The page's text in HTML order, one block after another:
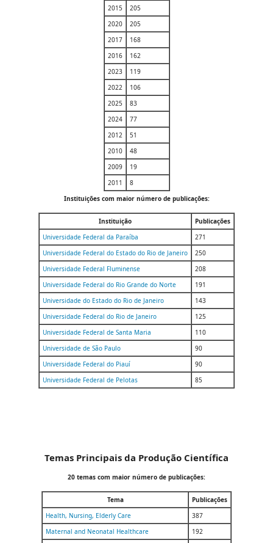
2015
205
2020
205
2017
168
2016
162
2023
119
2022
106
2025
83
2024
77
2012
51
2010
48
2009
19
2011
8
Instituições com maior número de publicações:
Instituição
Publicações
Universidade Federal da Paraíba
271
Universidade Federal do Estado do Rio de Janeiro
250
Universidade Federal Fluminense
208
Universidade Federal do Rio Grande do Norte
191
Universidade do Estado do Rio de Janeiro
143
Universidade Federal do Rio de Janeiro
125
Universidade Federal de Santa Maria
110
Universidade de São Paulo
90
Universidade Federal do Piauí
90
Universidade Federal de Pelotas
85
Temas Principais da Produção Científica
20 temas com maior número de publicações:
Tema
Publicações
Health, Nursing, Elderly Care
387
Maternal and Neonatal Healthcare
192